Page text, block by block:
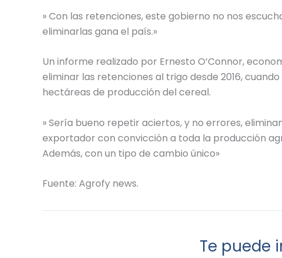
» Con las retenciones, este gobierno no nos
eliminarlas gana el país.»
Un informe realizado por Ernesto O’Connor,
eliminar las retenciones al trigo desde 2016,
hectáreas de producción del cereal.
» Sería bueno repetir aciertos, y no errores,
exportador con convicción a toda la producción
Además, con un tipo de cambio único»
Fuente: Agrofy news.
Te puede